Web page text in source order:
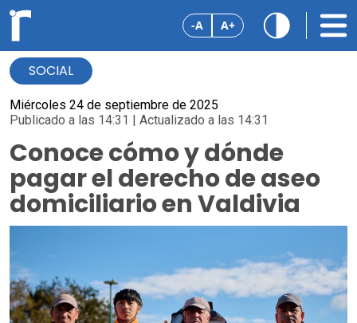
-A A+
SOCIAL
Miércoles 24 de septiembre de 2025
Publicado a las 14:31 | Actualizado a las 14:31
Conoce cómo y dónde
pagar el derecho de aseo
domiciliario en Valdivia